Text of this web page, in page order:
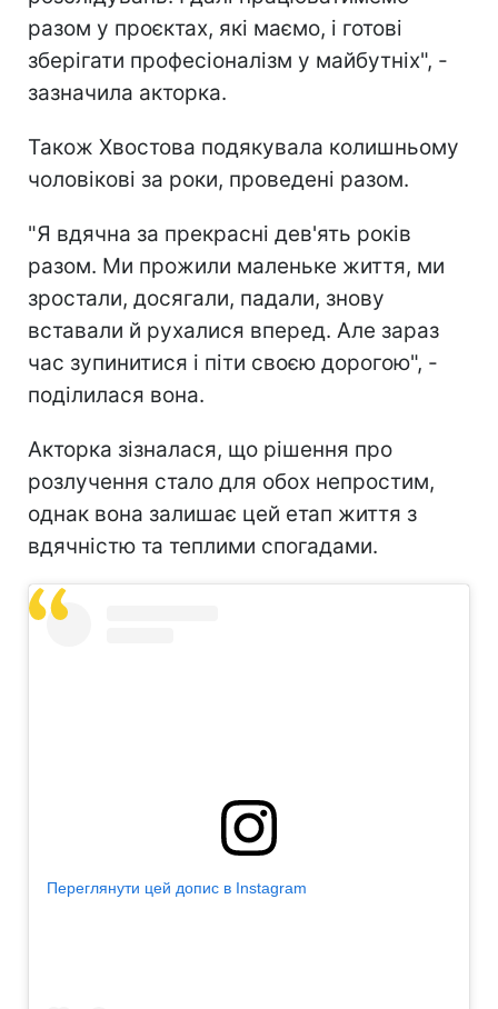
разом у проєктах, які маємо, і готові
зберігати професіоналізм у майбутніх", -
зазначила акторка.
Також Хвостова подякувала колишньому
чоловікові за роки, проведені разом.
"Я вдячна за прекрасні дев'ять років
разом. Ми прожили маленьке життя, ми
зростали, досягали, падали, знову
вставали й рухалися вперед. Але зараз
час зупинитися і піти своєю дорогою", -
поділилася вона.
Акторка зізналася, що рішення про
розлучення стало для обох непростим,
однак вона залишає цей етап життя з
вдячністю та теплими спогадами.
Переглянути цей допис в Instagram